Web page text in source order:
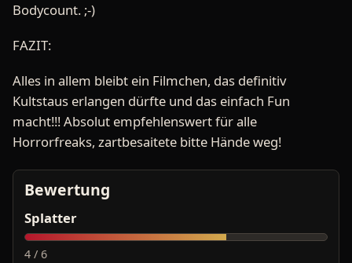
Bodycount. ;-)
FAZIT:
Alles in allem bleibt ein Filmchen, das definitiv
Kultstaus erlangen dürfte und das einfach Fun
macht!!! Absolut empfehlenswert für alle
Horrorfreaks, zartbesaitete bitte Hände weg!
Bewertung
Splatter
4 / 6